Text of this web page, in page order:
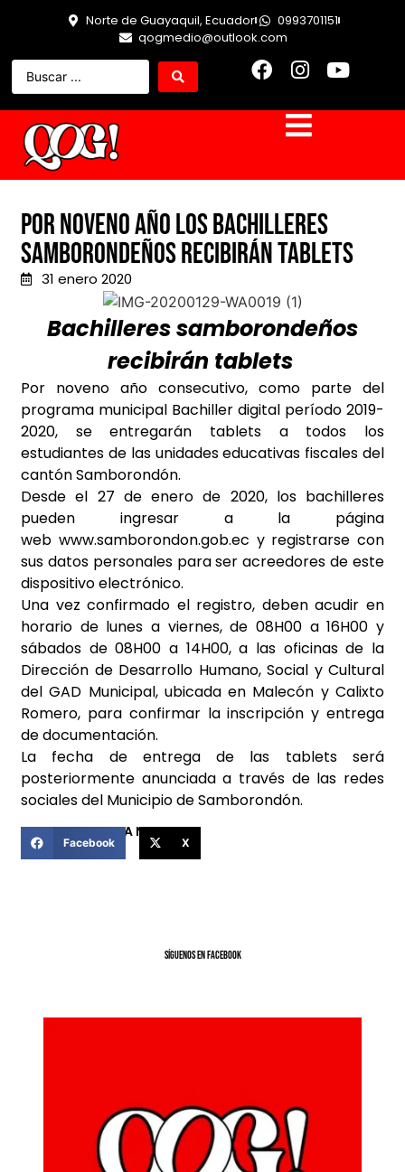
Norte de Guayaquil, Ecuador
0993701151
qogmedio@outlook.com
POR NOVENO AÑO LOS BACHILLERES
SAMBORONDEÑOS RECIBIRÁN TABLETS
31 enero 2020
Bachilleres samborondeños
recibirán tablets
Por noveno año consecutivo, como parte del
programa municipal Bachiller digital período 2019-
2020, se entregarán tablets a todos los
estudiantes de las unidades educativas fiscales del
cantón Samborondón.
Desde el 27 de enero de 2020, los bachilleres
pueden ingresar a la página
web www.samborondon.gob.ec y registrarse con
sus datos personales para ser acreedores de este
dispositivo electrónico.
Una vez confirmado el registro, deben acudir en
horario de lunes a viernes, de 08H00 a 16H00 y
sábados de 08H00 a 14H00, a las oficinas de la
Dirección de Desarrollo Humano, Social y Cultural
del GAD Municipal, ubicada en Malecón y Calixto
Romero, para confirmar la inscripción y entrega
de documentación.
La fecha de entrega de las tablets será
posteriormente anunciada a través de las redes
sociales del Municipio de Samborondón.
COMPARTIR ESTA NOTICIA
Facebook X
SíGUENOS EN FACEBOOK